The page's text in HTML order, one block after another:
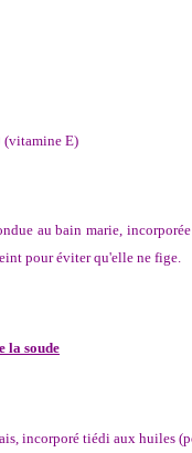
(vitamine E)
au bain marie,
pour éviter qu'elle ne fige.
la soude
incorporé tiédi aux huiles